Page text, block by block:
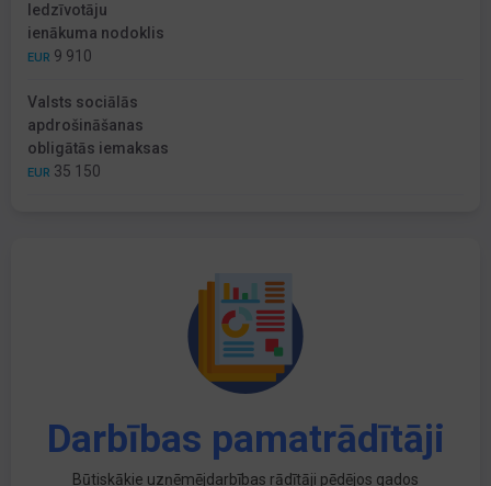
Iedzīvotāju
ienākuma nodoklis
EUR 9 910
Valsts sociālās
apdrošināšanas
obligātās iemaksas
EUR 35 150
Darbības pamatrādītāji
Būtiskākie uzņēmējdarbības rādītāji pēdējos gados